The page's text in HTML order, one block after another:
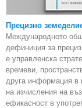
Прецизно
Международното
дефиниция за
е управленска
времеви,
друга информация в
на изчисления на
ефикасност в